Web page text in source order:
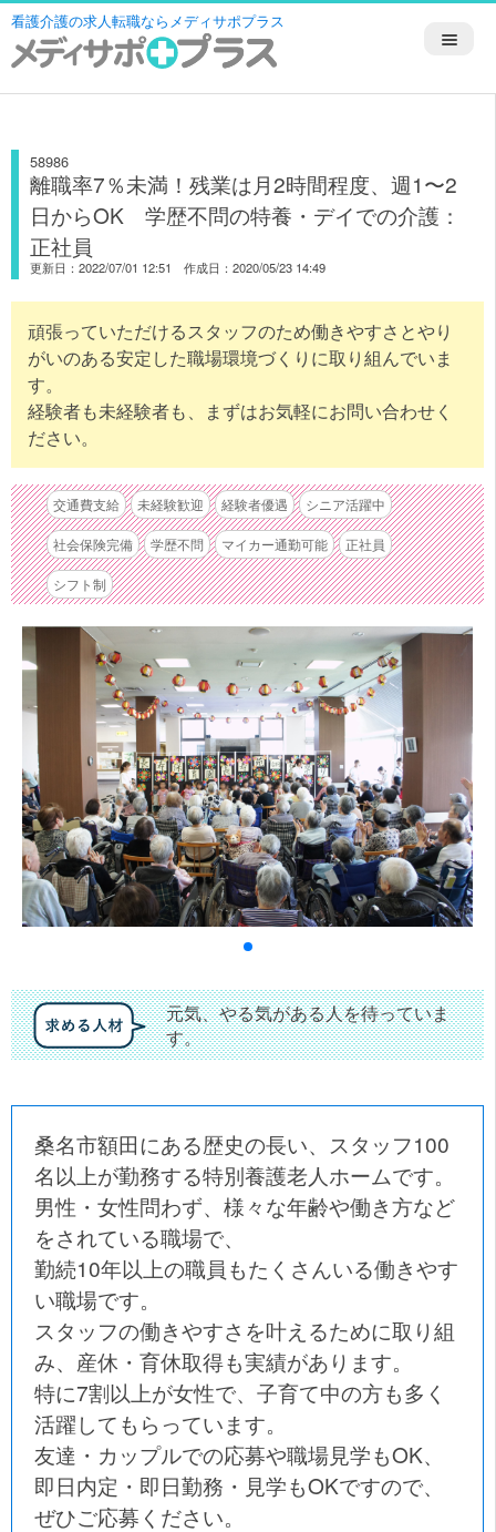
看護介護の求人転職ならメディサポプラス
58986
離職率7％未満！残業は月2時間程度、週1〜2
日からOK 学歴不問の特養・デイでの介護：
正社員
更新日：2022/07/01 12:51 作成日：2020/05/23 14:49
頑張っていただけるスタッフのため働きやすさとやり
がいのある安定した職場環境づくりに取り組んでいま
す。
経験者も未経験者も、まずはお気軽にお問い合わせく
ださい。
交通費支給 未経験歓迎 経験者優遇 シニア活躍中
社会保険完備 学歴不問 マイカー通勤可能 正社員
シフト制
元気、やる気がある人を待っていま
す。
桑名市額田にある歴史の長い、スタッフ100
名以上が勤務する特別養護老人ホームです。
男性・女性問わず、様々な年齢や働き方など
をされている職場で、
勤続10年以上の職員もたくさんいる働きやす
い職場です。
スタッフの働きやすさを叶えるために取り組
み、産休・育休取得も実績があります。
特に7割以上が女性で、子育て中の方も多く
活躍してもらっています。
友達・カップルでの応募や職場見学もOK、
即日内定・即日勤務・見学もOKですので、
ぜひご応募ください。